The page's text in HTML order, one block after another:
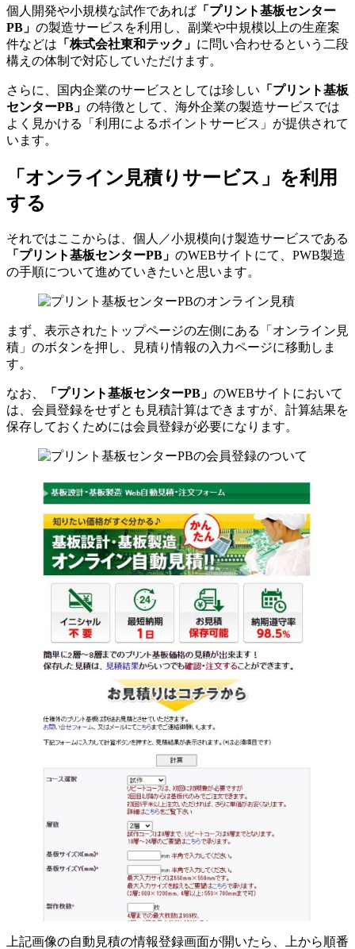
個人開発や小規模な試作であれば 「プリント基板センター
PB」 の製造サービスを利用し、 副業や中規模以上の生産案
件などは 「株式会社東和テック」 に問い合わせるという二段
構えの体制で対応していただけます。
さらに、国内企業のサービスとしては珍しい 「プリント基板
センターPB」 の特徴として、海外企業の製造サービスでは
よく見かける
「利用によるポイントサービス」 が提供されて
います。
「オンライン見積りサービス」を利用
する
それではここからは、 個人／小規模向け製造サービスである
「プリント基板センターPB」 のWEBサイトにて、PWB製造
の手順について進めていきたいと思います。
まず、表示されたトップページの左側にある
「オンライン見
積」 のボタンを押し、見積り情報の入力ページに移動しま
す。
なお、 「プリント基板センターPB」 のWEBサイトにおいて
は、会員登録をせずとも見積計算はできますが、計算結果を
保存しておくためには会員登録が必要になります。
上記画像の自動見積の情報登録画面が開いたら、上から順番